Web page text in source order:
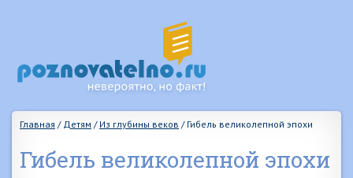
Главная / Детям / Из глубины веков / Гибель великолепной эпохи
Гибель великолепной эпохи